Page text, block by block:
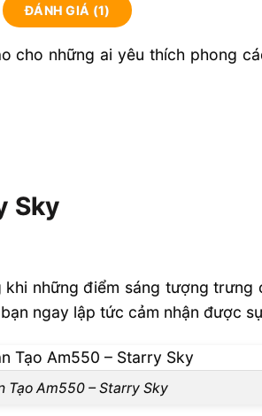
ĐÁNH GIÁ (1)
cho những ai yêu thích phong
Sky
những điểm sáng tượng trưng
ngay lập tức cảm nhận được
Tạo Am550 – Starry Sky